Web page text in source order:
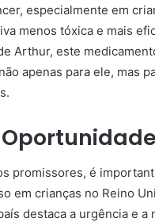
especialmente em
menos tóxica e mais
Arthur, este
apenas para ele, mas
promissores, é
em crianças no Reino
destaca a urgência e